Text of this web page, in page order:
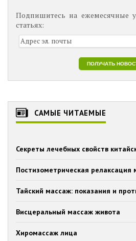
Подпишитесь на ежемесячные
статьях:
САМЫЕ ЧИТАЕМЫЕ
Секреты лечебных свойств
Постизометрическая
Тайский массаж: показания и
Висцеральный массаж живота
Хиромассаж лица